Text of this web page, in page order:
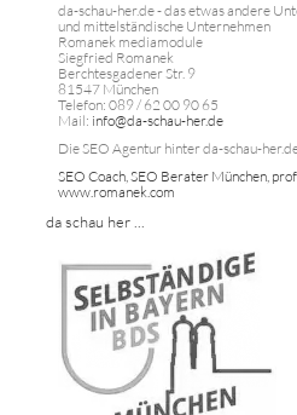
da-schau-her.de - das etwas andere
und mittelständische Unternehmen
Romanek mediamodule
Siegfried Romanek
Berchtesgadener Str. 9
81547 München
Telefon: 089 / 62 00 90 65
Mail: info@da-schau-her.de
Die SEO Agentur hinter da-schau-
SEO Coach, SEO Berater München,
www.romanek.com
da schau her ...